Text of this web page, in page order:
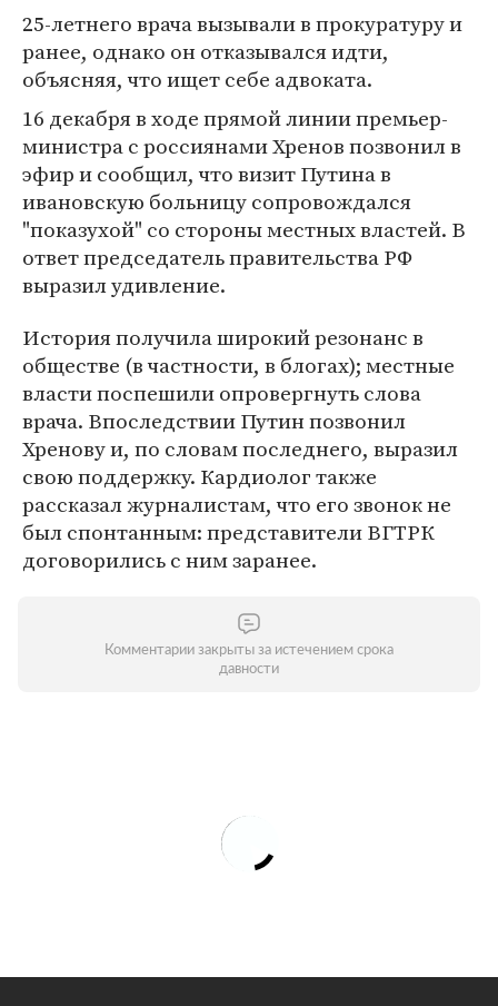
25-летнего врача вызывали в прокуратуру и
ранее, однако он отказывался идти,
объясняя, что ищет себе адвоката.
16 декабря в ходе прямой линии премьер-
министра с россиянами Хренов позвонил в
эфир и сообщил, что визит Путина в
ивановскую больницу сопровождался
"показухой" со стороны местных властей. В
ответ председатель правительства РФ
выразил удивление.
История получила широкий резонанс в
обществе (в частности, в блогах); местные
власти поспешили опровергнуть слова
врача. Впоследствии Путин позвонил
Хренову и, по словам последнего, выразил
свою поддержку. Кардиолог также
рассказал журналистам, что его звонок не
был спонтанным: представители ВГТРК
договорились с ним заранее.
Комментарии закрыты за истечением срока
давности